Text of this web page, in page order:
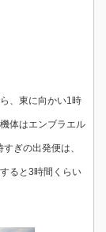
、東に向かい1時
体はエンブラエル
ぎの出発便は、
ると3時間くらい